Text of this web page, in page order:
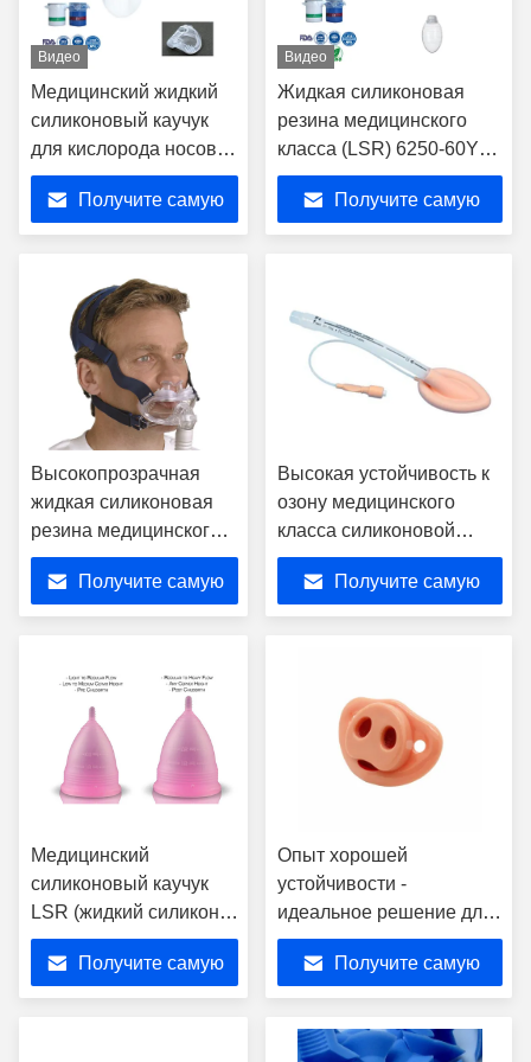
Видео
Медицинский жидкий
силиконовый каучук
для кислорода носовая
подушечная маска с
превосходным
комфортом и
Получите самую
Видео
Жидкая силиконовая
резина медицинского
класса (LSR) 6250-60YH
для шаров
отрицательного
давления
Получите самую
Высокопрозрачная
жидкая силиконовая
резина медицинского
качества
Получите самую
Высокая устойчивость к
озону медицинского
класса силиконовой
резины
Получите самую
Медицинский
силиконовый каучук
LSR (жидкий силикон)
прозрачный
Получите самую
Опыт хорошей
устойчивости -
идеальное решение для
вашего бизнеса
Получите самую